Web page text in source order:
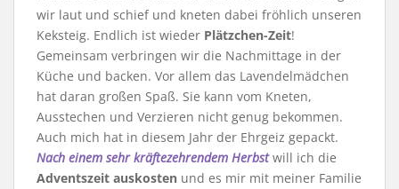
wir laut und schief und kneten dabei fröhlich unseren
Keksteig. Endlich ist wieder Plätzchen-Zeit!
Gemeinsam verbringen wir die Nachmittage in der
Küche und backen. Vor allem das Lavendelmädchen
hat daran großen Spaß. Sie kann vom Kneten,
Ausstechen und Verzieren nicht genug bekommen.
Auch mich hat in diesem Jahr der Ehrgeiz gepackt.
Nach einem sehr kräftezehrendem Herbstwill ich die
Adventszeit auskosten und es mir mit meiner Familie